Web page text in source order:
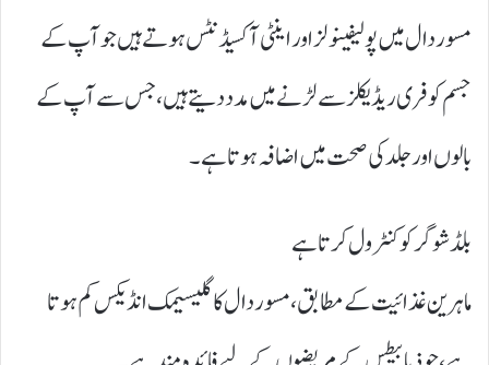
مسور دال میں پولیفینولز اور اینٹی آکسیڈنٹس ہوتے ہیں جو آپ کے
جسم کو فری ریڈیکلز سے لڑنے میں مدد دیتے ہیں، جس سے آپ کے
بالوں اور جلد کی صحت میں اضافہ ہوتا ہے۔
بلڈ شوگر کو کنٹرول کرتا ہے
ماہرین غذائیت کے مطابق، مسور دال کا گلیسیمک انڈیکس کم ہوتا